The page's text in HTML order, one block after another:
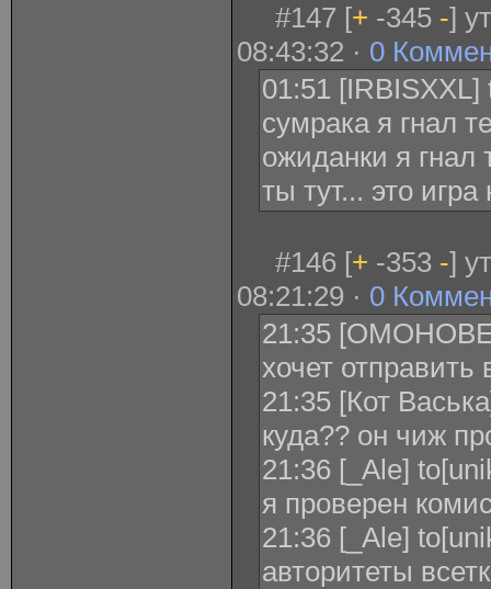
#147 [+ -345 -]
08:43:32 · 0
01:51 [IRBISXXL]
сумрака я гнал
ожиданки я гнал
ты тут... это
#146 [+ -353 -]
08:21:29 · 0
21:35
xочет
21:35 [Кот
куда?? он чиж
21:36 [_Ale]
я проверен
21:36 [_Ale]
авторитеты